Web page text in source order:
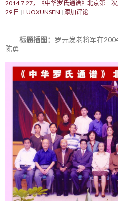
2014.7.27，《中华罗氏通谱》北京第二
29 日
LUOXUNSEN 添加评论
标题插图： 罗元发老将军在
陈勇